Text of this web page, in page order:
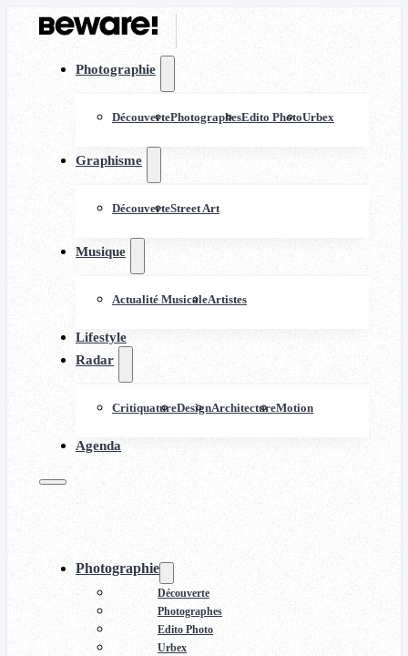
Photographie
DécouvertePhotographesEdito PhotoUrbex
Graphisme
DécouverteStreet Art
Musique
Actualité MusicaleArtistes
Lifestyle
Radar
CritiquatureDesignArchitectureMotion
Agenda
Photographie
Découverte
Photographes
Edito Photo
Urbex